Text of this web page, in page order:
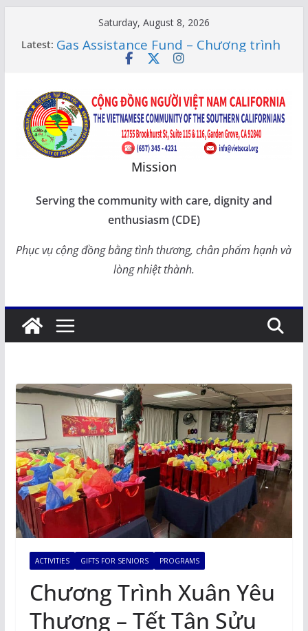
Saturday, August 8, 2026
Latest: XUÂN SUNG TÚC – TẾT SẺ CHIA
CÙNG CÁC BẬC CAO NIÊN TẠI
giúp đỡ tiền Socalgas
LỚP HỌC CỘNG ĐỒNG 2026 –
THÔNG BÁO LỊCH HỌC
Citizenship Flashcard Apps – Ứng
Dụng Ôn Thi Quốc Tịch 2026
Human Rights Update in Vietnam
Mission
Serving the community with care, dignity and
enthusiasm (CDE)
Phục vụ cộng đồng bằng tình thương, chân phẩm hạnh và
lòng nhiệt thành.
ACTIVITIES GIFTS FOR SENIORS PROGRAMS
Chương Trình Xuân Yêu
Thương – Tết Tân Sửu